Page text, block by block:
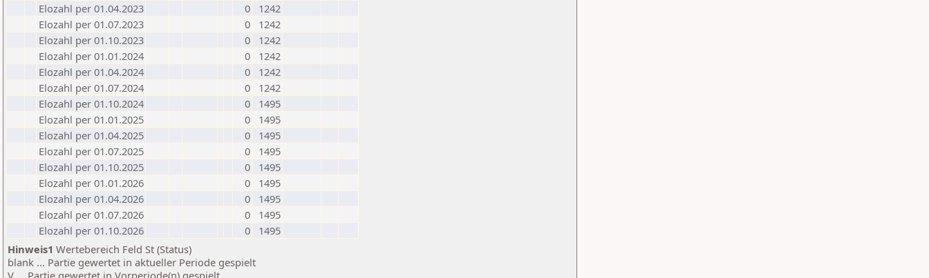
Elozahl per 01.04.2023
0
1242
Elozahl per 01.07.2023
0
1242
Elozahl per 01.10.2023
0
1242
Elozahl per 01.01.2024
0
1242
Elozahl per 01.04.2024
0
1242
Elozahl per 01.07.2024
0
1242
Elozahl per 01.10.2024
0
1495
Elozahl per 01.01.2025
0
1495
Elozahl per 01.04.2025
0
1495
Elozahl per 01.07.2025
0
1495
Elozahl per 01.10.2025
0
1495
Elozahl per 01.01.2026
0
1495
Elozahl per 01.04.2026
0
1495
Elozahl per 01.07.2026
0
1495
Elozahl per 01.10.2026
0
1495
Hinweis1 Wertebereich Feld St (Status)
blank ... Partie gewertet in aktueller Periode gespielt
V ... Partie gewertet in Vorperiode(n) gespielt